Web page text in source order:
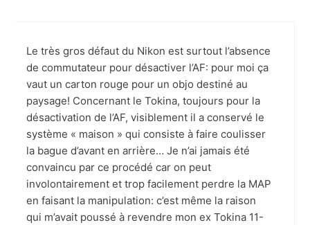
Le très gros défaut du Nikon est surtout l’absence
de commutateur pour désactiver l’AF: pour moi ça
vaut un carton rouge pour un objo destiné au
paysage! Concernant le Tokina, toujours pour la
désactivation de l’AF, visiblement il a conservé le
système « maison » qui consiste à faire coulisser
la bague d’avant en arrière… Je n’ai jamais été
convaincu par ce procédé car on peut
involontairement et trop facilement perdre la MAP
en faisant la manipulation: c’est même la raison
qui m’avait poussé à revendre mon ex Tokina 11-